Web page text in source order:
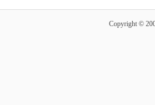
Copyright ©